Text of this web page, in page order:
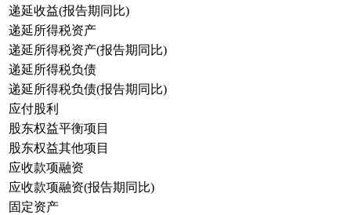
递延收益(报告期同比)
递延所得税资产
递延所得税资产(报告期同比)
递延所得税负债
递延所得税负债(报告期同比)
应付股利
股东权益平衡项目
股东权益其他项目
应收款项融资
应收款项融资(报告期同比)
固定资产